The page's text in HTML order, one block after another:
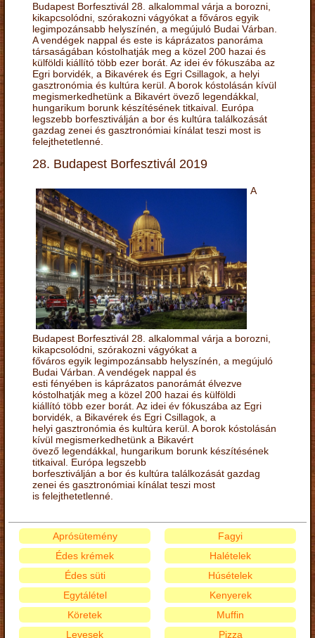
Budapest Borfesztivál 28. alkalommal várja a borozni,
kikapcsolódni, szórakozni vágyókat a főváros egyik
legimpozánsabb helyszínén, a megújuló Budai Várban.
A vendégek nappal és este is káprázatos panoráma
társaságában kóstolhatják meg a közel 200 hazai és
külföldi kiállító több ezer borát. Az idei év fókuszába az
Egri borvidék, a Bikavérek és Egri Csillagok, a helyi
gasztronómia és kultúra kerül. A borok kóstolásán kívül
megismerkedhetünk a Bikavért övező legendákkal,
hungarikum borunk készítésének titkaival. Európa
legszebb borfesztiválján a bor és kultúra találkozását
gazdag zenei és gasztronómiai kínálat teszi most is
felejthetetlenné.
28. Budapest Borfesztivál 2019
A
Budapest Borfesztivál 28. alkalommal várja a borozni,
kikapcsolódni, szórakozni vágyókat a
főváros egyik legimpozánsabb helyszínén, a megújuló
Budai Várban. A vendégek nappal és
esti fényében is káprázatos panorámát élvezve
kóstolhatják meg a közel 200 hazai és külföldi
kiállító több ezer borát. Az idei év fókuszába az Egri
borvidék, a Bikavérek és Egri Csillagok, a
helyi gasztronómia és kultúra kerül. A borok kóstolásán
kívül megismerkedhetünk a Bikavért
övező legendákkal, hungarikum borunk készítésének
titkaival. Európa legszebb
borfesztiválján a bor és kultúra találkozását gazdag
zenei és gasztronómiai kínálat teszi most
is felejthetetlenné.
Aprósütemény
Édes krémek
Édes süti
Egytálétel
Fagyi
Halételek
Húsételek
Kenyerek
Köretek
Levesek
Muffin
Pizza